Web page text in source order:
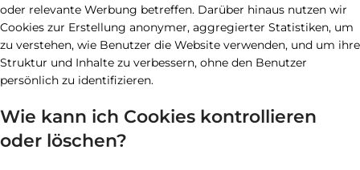
oder relevante Werbung betreffen. Darüber hinaus nutzen wir
Cookies zur Erstellung anonymer, aggregierter Statistiken, um
zu verstehen, wie Benutzer die Website verwenden, und um ihre
Struktur und Inhalte zu verbessern, ohne den Benutzer
persönlich zu identifizieren.
Wie kann ich Cookies kontrollieren
oder löschen?